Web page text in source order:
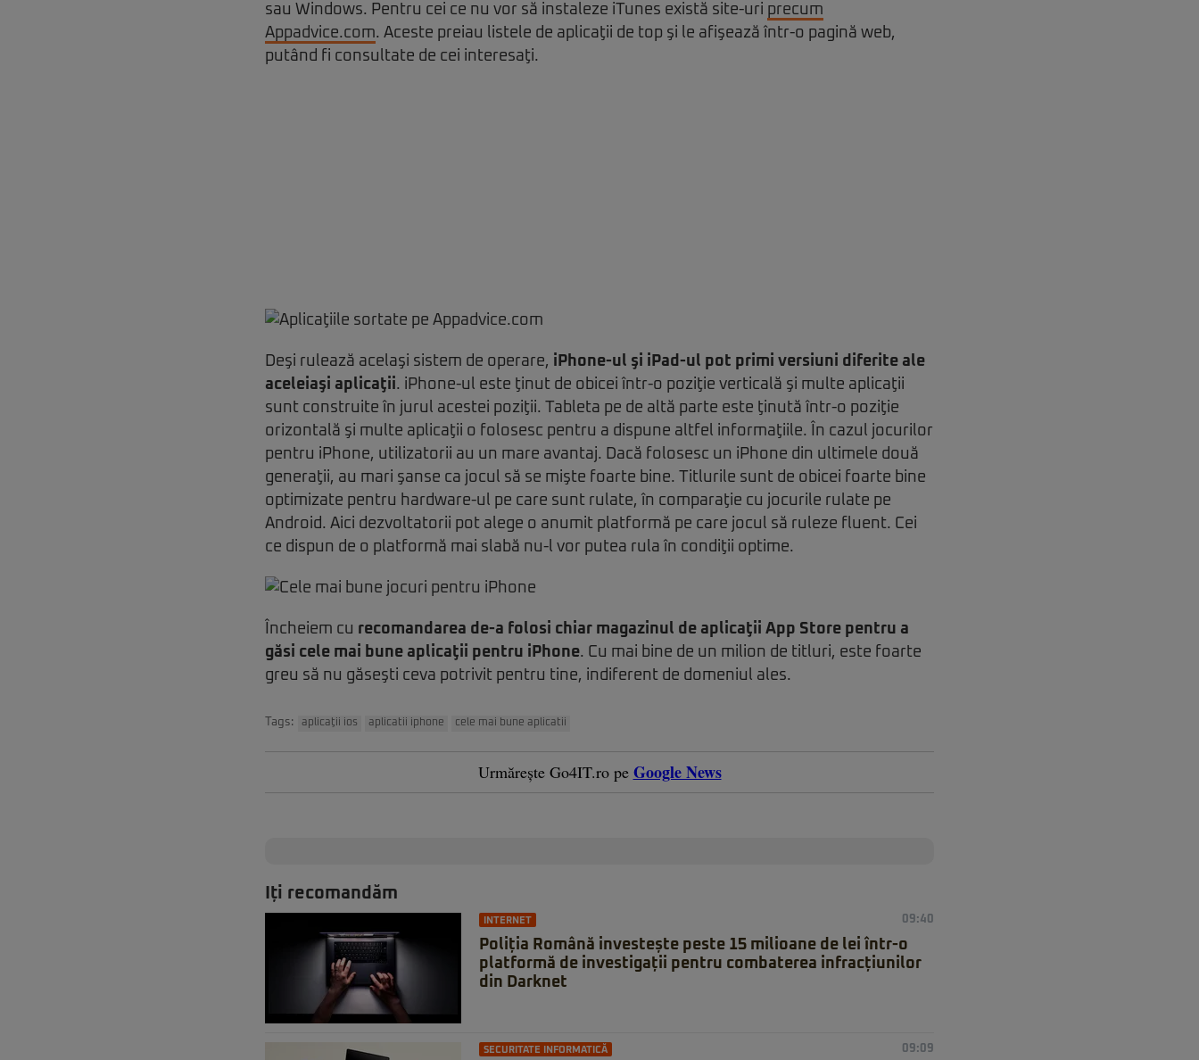
sau Windows. Pentru cei ce nu vor să instaleze iTunes există site-uri precum
Appadvice.com. Aceste preiau listele de aplicaţii de top şi le afişează într-o pagină web,
putând fi consultate de cei interesaţi.
Deşi rulează acelaşi sistem de operare, iPhone-ul şi iPad-ul pot primi versiuni diferite ale
aceleiaşi aplicaţii. iPhone-ul este ţinut de obicei într-o poziţie verticală şi multe aplicaţii
sunt construite în jurul acestei poziţii. Tableta pe de altă parte este ţinută într-o poziţie
orizontală şi multe aplicaţii o folosesc pentru a dispune altfel informaţiile. În cazul jocurilor
pentru iPhone, utilizatorii au un mare avantaj. Dacă folosesc un iPhone din ultimele două
generaţii, au mari şanse ca jocul să se mişte foarte bine. Titlurile sunt de obicei foarte bine
optimizate pentru hardware-ul pe care sunt rulate, în comparaţie cu jocurile rulate pe
Android. Aici dezvoltatorii pot alege o anumit platformă pe care jocul să ruleze fluent. Cei
ce dispun de o platformă mai slabă nu-l vor putea rula în condiţii optime.
Încheiem cu recomandarea de-a folosi chiar magazinul de aplicaţii App Store pentru a
găsi cele mai bune aplicaţii pentru iPhone. Cu mai bine de un milion de titluri, este foarte
greu să nu găseşti ceva potrivit pentru tine, indiferent de domeniul ales.
Tags: aplicaţii ios aplicatii iphone cele mai bune aplicatii
Urmărește Go4IT.ro pe Google News
Iți recomandăm
INTERNET 09:40
Poliția Română investește peste 15 milioane de lei într-o
platformă de investigații pentru combaterea infracțiunilor
din Darknet
SECURITATE INFORMATICĂ 09:09